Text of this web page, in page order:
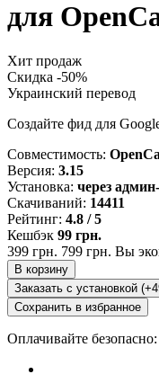
для
Хит продаж
Скидка -50%
Украинский перевод
Создайте фид для
Совместимость:
Версия: 3.15
Установка: через
Скачиваний: 14411
Рейтинг: 4.8 / 5
Кешбэк 99 грн.
399 грн. 799 грн. Вы
В корзину
Заказать с установкой
Сохранить в избранное
Оплачивайте безопасно: